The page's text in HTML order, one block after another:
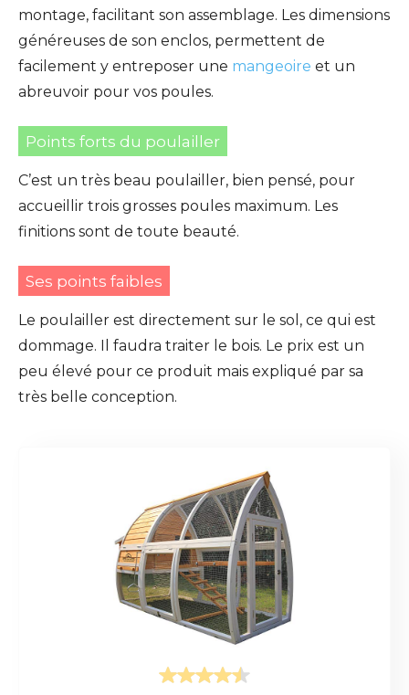
montage, facilitant son assemblage. Les dimensions
généreuses de son enclos, permettent de
facilement y entreposer une mangeoire et un
abreuvoir pour vos poules.
Points forts du poulailler
C’est un très beau poulailler, bien pensé, pour
accueillir trois grosses poules maximum. Les
finitions sont de toute beauté.
Ses points faibles
Le poulailler est directement sur le sol, ce qui est
dommage. Il faudra traiter le bois. Le prix est un
peu élevé pour ce produit mais expliqué par sa
très belle conception.